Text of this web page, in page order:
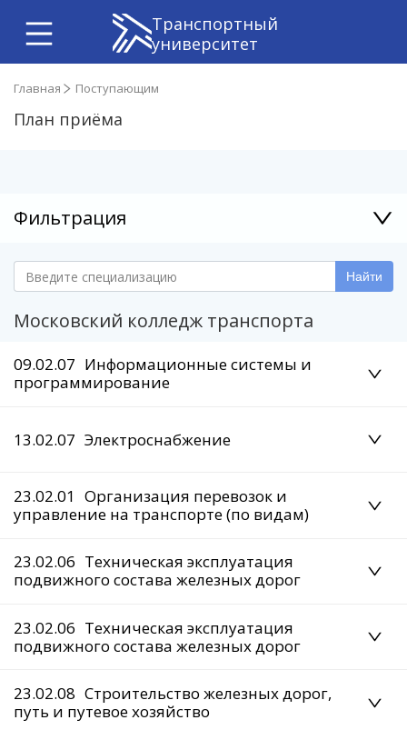
Транспортный
университет
Главная Поступающим
План приёма
Фильтрация
Найти
Московский колледж транспорта
09.02.07 Информационные системы и
программирование
13.02.07 Электроснабжение
23.02.01 Организация перевозок и
управление на транспорте (по видам)
23.02.06 Техническая эксплуатация
подвижного состава железных дорог
23.02.06 Техническая эксплуатация
подвижного состава железных дорог
23.02.08 Строительство железных дорог,
путь и путевое хозяйство